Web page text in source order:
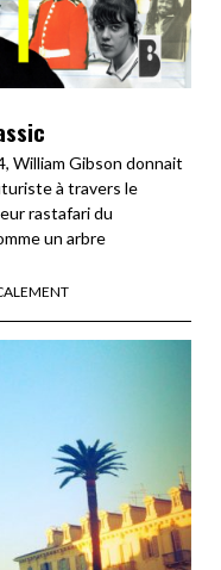
William Gibson donnait
à travers le
rastafari du
un arbre